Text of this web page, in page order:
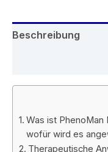
Beschreibung
Was ist PhenoMan
wofür wird es
Therapeutische